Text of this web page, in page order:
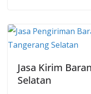
Jasa Kirim
Selatan